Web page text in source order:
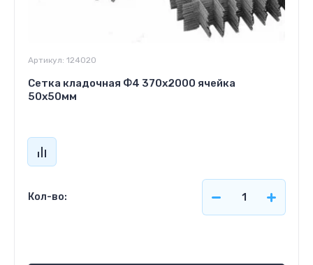
Артикул: 124020
Сетка кладочная Ф4 370х2000 ячейка
50х50мм
Кол-во: